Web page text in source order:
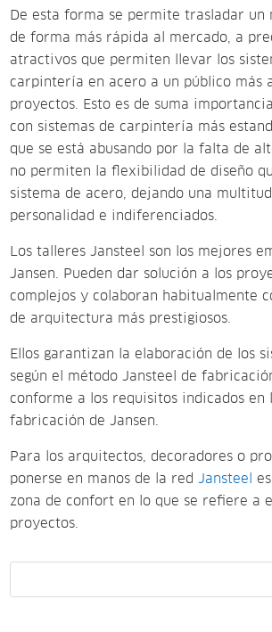
De esta forma se permite trasladar un
de forma más rápida al mercado, a
atractivos que permiten llevar los
carpintería en acero a un público más
proyectos. Esto es de suma
con sistemas de carpintería más
que se está abusando por la falta de
no permiten la flexibilidad de diseño
sistema de acero, dejando una
personalidad e indiferenciados.
Los talleres Jansteel son los mejores
Jansen. Pueden dar solución a los
complejos y colaboran habitualmente
de arquitectura más prestigiosos.
Ellos garantizan la elaboración de los
según el método Jansteel de
conforme a los requisitos indicados en
fabricación de Jansen.
Para los arquitectos, decoradores o
ponerse en manos de la redJansteel
zona de confort en lo que se refiere a
proyectos.